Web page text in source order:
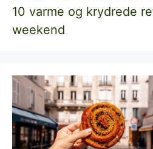
10 varme og krydrede
weekend